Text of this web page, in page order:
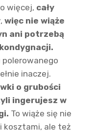
więcej, cały
, więc nie wiąże
ani potrzebą
polerowanego
inaczej.
o grubości
ingerujesz w
To wiąże się nie
kosztami, ale też